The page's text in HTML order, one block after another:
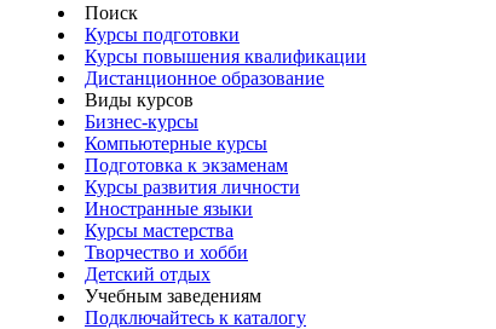
Поиск
Курсы подготовки
Курсы повышения квалификации
Дистанционное образование
Виды курсов
Бизнес-курсы
Компьютерные курсы
Подготовка к экзаменам
Курсы развития личности
Иностранные языки
Курсы мастерства
Творчество и хобби
Детский отдых
Учебным заведениям
Подключайтесь к каталогу